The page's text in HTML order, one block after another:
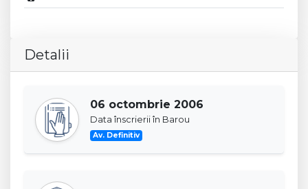
Detalii
06 octombrie 2006
Data înscrierii în Barou
Av. Definitiv